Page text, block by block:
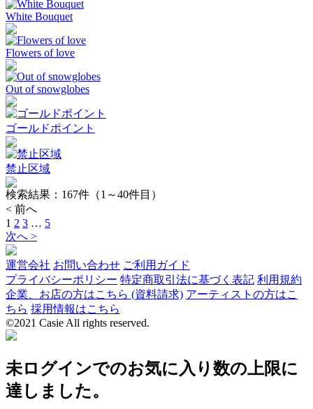
White Bouquet
Flowers of love
Out of snowglobes
ゴールドポイント
禁止区域
検索結果： 167件（1～40件目）
< 前へ
1 2 3 … 5
次へ >
運営会社 お問い合わせ ご利用ガイド
プライバシーポリシー 特定商取引法に基づく表記 利用規約
企業、お店の方はこちら (資料請求) アーティストの方はこ
ちら 採用情報はこちら
©2021 Casie All rights reserved.
未ログインでのお気に入り数の上限に
達しました。